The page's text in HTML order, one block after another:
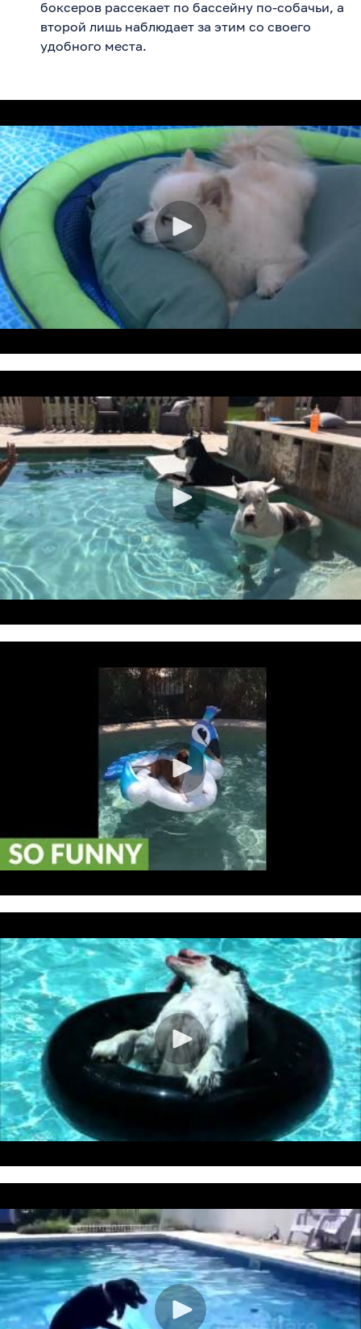
боксеров рассекает по бассейну по-собачьи, а
второй лишь наблюдает за этим со своего
удобного места.